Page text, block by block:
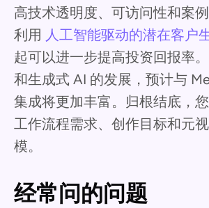
高技术透明度、可访问性和案
利用 人工智能驱动的潜在客户
起可以进一步提高投资回报率
和生成式 AI 的发展，预计与
集成将更加丰富。归根结底，
工作流程需求、创作目标和元
模。
经常问的问题